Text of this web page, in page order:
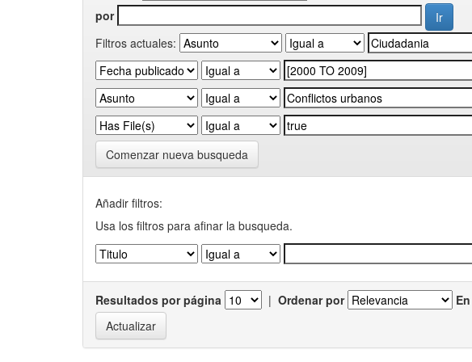
por
Filtros actuales:
Comenzar nueva busqueda
Añadir filtros:
Usa los filtros para afinar la busqueda.
Resultados por página | Ordenar por